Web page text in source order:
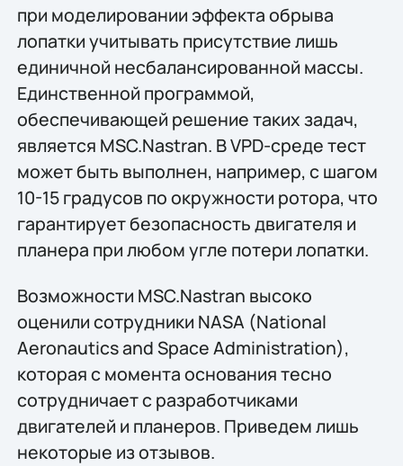
при моделировании эффекта обрыва
лопатки учитывать присутствие лишь
единичной несбалансированной массы.
Единственной программой,
обеспечивающей решение таких задач,
является MSC.Nastran. В VPD-среде тест
может быть выполнен, например, с шагом
10-15 градусов по окружности ротора, что
гарантирует безопасность двигателя и
планера при любом угле потери лопатки.
Возможности MSC.Nastran высоко
оценили сотрудники NASA (National
Aeronautics and Space Administration),
которая c момента основания тесно
сотрудничает с разработчиками
двигателей и планеров. Приведем лишь
некоторые из отзывов.